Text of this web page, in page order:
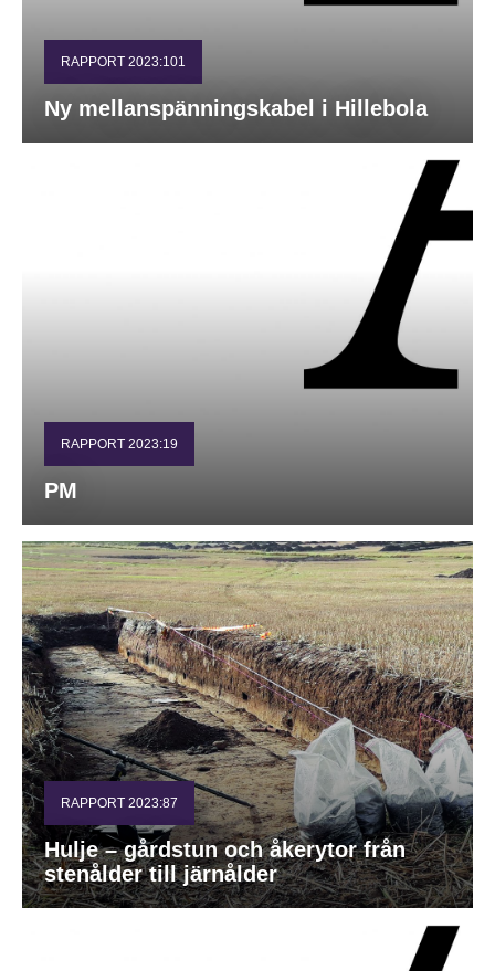
RAPPORT 2023:101
Ny mellanspänningskabel i Hillebola
RAPPORT 2023:19
PM
RAPPORT 2023:87
Hulje – gårdstun och åkerytor från
stenålder till järnålder